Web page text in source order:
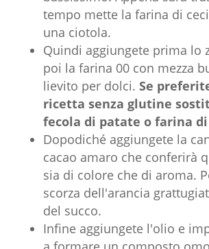
tempo mette la farina di
una ciotola.
Quindi aggiungete prima lo
poi la farina 00 con mezza
lievito per dolci. Se
ricetta senza glutine
fecola di patate o farina
Dopodiché aggiungete la
cacao amaro che conferirà
sia di colore che di aroma.
scorza dell'arancia
del succo.
Infine aggiungete l'olio e